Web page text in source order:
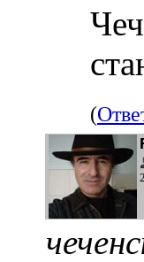
по
(